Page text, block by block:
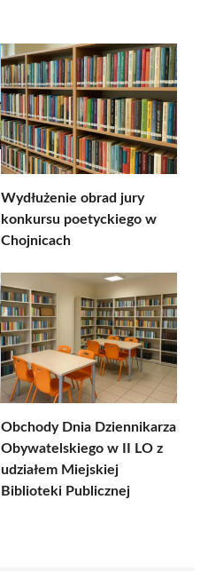
Wydłużenie obrad jury
konkursu poetyckiego w
Chojnicach
Obchody Dnia Dziennikarza
Obywatelskiego w II LO z
udziałem Miejskiej
Biblioteki Publicznej